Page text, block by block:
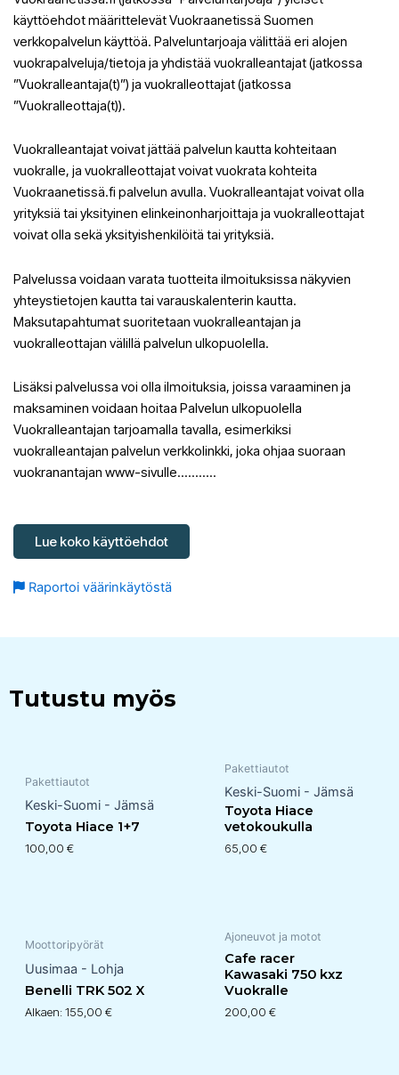
käyttöehdot määrittelevät Vuokraanetissä Suomen
verkkopalvelun käyttöä. Palveluntarjoaja välittää eri alojen
vuokrapalveluja/tietoja ja yhdistää vuokralleantajat (jatkossa
”Vuokralleantaja(t)”) ja vuokralleottajat (jatkossa
”Vuokralleottaja(t)).
Vuokralleantajat voivat jättää palvelun kautta kohteitaan
vuokralle, ja vuokralleottajat voivat vuokrata kohteita
Vuokraanetissä.fi palvelun avulla. Vuokralleantajat voivat olla
yrityksiä tai yksityinen elinkeinonharjoittaja ja vuokralleottajat
voivat olla sekä yksityishenkilöitä tai yrityksiä.
Palvelussa voidaan varata tuotteita ilmoituksissa näkyvien
yhteystietojen kautta tai varauskalenterin kautta.
Maksutapahtumat suoritetaan vuokralleantajan ja
vuokralleottajan välillä palvelun ulkopuolella.
Lisäksi palvelussa voi olla ilmoituksia, joissa varaaminen ja
maksaminen voidaan hoitaa Palvelun ulkopuolella
Vuokralleantajan tarjoamalla tavalla, esimerkiksi
vuokralleantajan palvelun verkkolinkki, joka ohjaa suoraan
vuokranantajan www-sivulle………..
Lue koko käyttöehdot
Raportoi väärinkäytöstä
Tutustu myös
Pakettiautot
Keski-Suomi - Jämsä
Toyota Hiace 1+7
100,00 €
Pakettiautot
Keski-Suomi - Jämsä
Toyota Hiace
vetokoukulla
65,00 €
Moottoripyörät
Uusimaa - Lohja
Benelli TRK 502 X
Alkaen:155,00 €
Ajoneuvot ja motot
Cafe racer
Kawasaki 750 kxz
Vuokralle
200,00 €